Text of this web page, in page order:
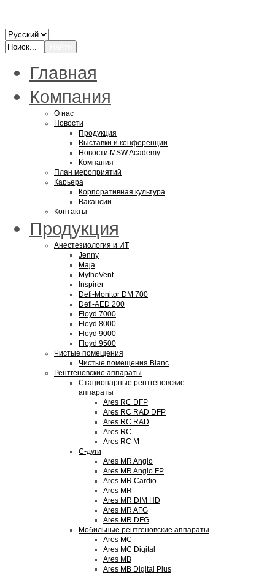
Главная
Компания
О нас
Новости
Продукция
Выставки и конференции
Новости MSW Academy
Компания
План мероприятий
Карьера
Корпоративная культура
Вакансии
Контакты
Продукция
Анестезиология и ИТ
Jenny
Maja
MythoVent
Inspirer
Defi-Monitor DM 700
Defi-AED 200
Floyd 7000
Floyd 8000
Floyd 9000
Floyd 9500
Чистые помещения
Чистые помещения Blanc
Рентгеновские аппараты
Стационарные рентгеновские
аппараты
Ares RC DFP
Ares RC RAD DFP
Ares RC RAD
Ares RC
Ares RC M
С-дуги
Ares MR Angio
Ares MR Angio FP
Ares MR Cardio
Ares MR
Ares MR DIM HD
Ares MR AFG
Ares MR DFG
Мобильные рентгеновские аппараты
Ares MC
Ares MC Digital
Ares MB
Ares MB Digital Plus